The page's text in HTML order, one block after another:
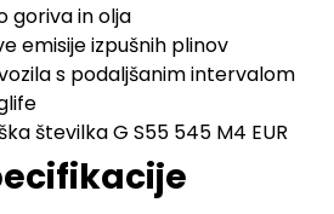
goriva in olja
emisije izpušnih plinov
s podaljšanim intervalom
številka G S55 545 M4 EUR